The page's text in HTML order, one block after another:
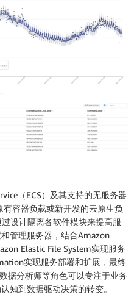
（ECS）及其支持的无服务器
容器负载或新开发的云原生负
设计隔离各软件模块来提高服
管理服务器，结合Amazon
Elastic File System实现服务
实现服务部署和扩展，最终
据分析师等角色可以专注于业务
知到数据驱动决策的转变。